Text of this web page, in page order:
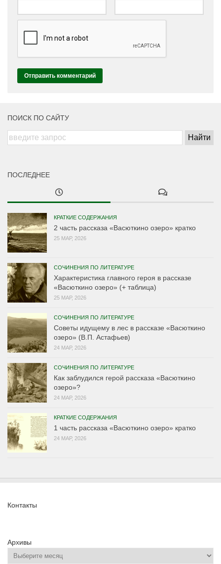
ПОИСК ПО САЙТУ
ПОСЛЕДНЕЕ
КРАТКИЕ СОДЕРЖАНИЯ
2 часть рассказа «Васюткино озеро» кратко
25 МАР, 2026
СОЧИНЕНИЯ ПО ЛИТЕРАТУРЕ
Характеристика главного героя в рассказе
«Васюткино озеро» (+ таблица)
25 МАР, 2026
СОЧИНЕНИЯ ПО ЛИТЕРАТУРЕ
Советы идущему в лес в рассказе «Васюткино
озеро» (В.П. Астафьев)
24 МАР, 2026
СОЧИНЕНИЯ ПО ЛИТЕРАТУРЕ
Как заблудился герой рассказа «Васюткино
озеро»?
24 МАР, 2026
КРАТКИЕ СОДЕРЖАНИЯ
1 часть рассказа «Васюткино озеро» кратко
24 МАР, 2026
Контакты
Архивы